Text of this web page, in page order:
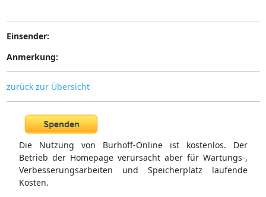
Einsender:
Anmerkung:
zurück zur Übersicht
Die Nutzung von Burhoff-Online ist kostenlos. Der
Betrieb der Homepage verursacht aber für Wartungs-,
Verbesserungsarbeiten und Speicherplatz laufende
Kosten.